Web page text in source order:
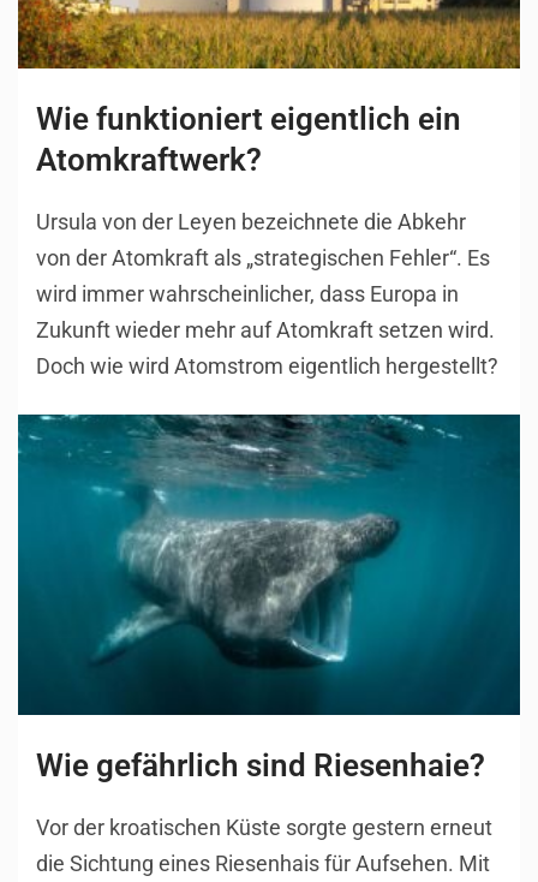
Wie funktioniert eigentlich ein
Atomkraftwerk?
Ursula von der Leyen bezeichnete die Abkehr
von der Atomkraft als „strategischen Fehler“. Es
wird immer wahrscheinlicher, dass Europa in
Zukunft wieder mehr auf Atomkraft setzen wird.
Doch wie wird Atomstrom eigentlich hergestellt?
Wie gefährlich sind Riesenhaie?
Vor der kroatischen Küste sorgte gestern erneut
die Sichtung eines Riesenhais für Aufsehen. Mit